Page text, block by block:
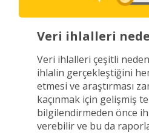
Veri ihlalleri
Veri ihlalleri çeşitli
ihlalin gerçekleştiğini
etmesi ve araştırması
kaçınmak için gelişmiş
bilgilendirmeden önce
verebilir ve bu da